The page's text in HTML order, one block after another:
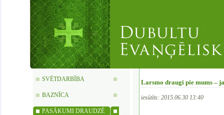
SVĒTDARBĪBA
BAZNĪCA
PASĀKUMI DRAUDZĒ
Larsmo draugi pie mums –
iesūtīts: 2015.06.30 13:40